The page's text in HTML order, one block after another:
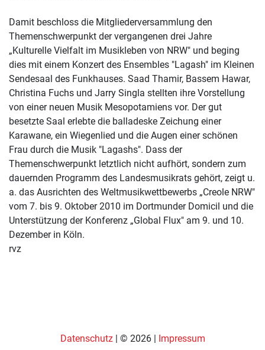
Damit beschloss die Mitgliederversammlung den
Themenschwerpunkt der vergangenen drei Jahre
„Kulturelle Vielfalt im Musikleben von NRW" und beging
dies mit einem Konzert des Ensembles "Lagash" im Kleinen
Sendesaal des Funkhauses. Saad Thamir, Bassem Hawar,
Christina Fuchs und Jarry Singla stellten ihre Vorstellung
von einer neuen Musik Mesopotamiens vor. Der gut
besetzte Saal erlebte die balladeske Zeichung einer
Karawane, ein Wiegenlied und die Augen einer schönen
Frau durch die Musik "Lagashs". Dass der
Themenschwerpunkt letztlich nicht aufhört, sondern zum
dauernden Programm des Landesmusikrats gehört, zeigt u.
a. das Ausrichten des Weltmusikwettbewerbs „Creole NRW"
vom 7. bis 9. Oktober 2010 im Dortmunder Domicil und die
Unterstützung der Konferenz „Global Flux" am 9. und 10.
Dezember in Köln.
rvz
Datenschutz | © 2026 | Impressum